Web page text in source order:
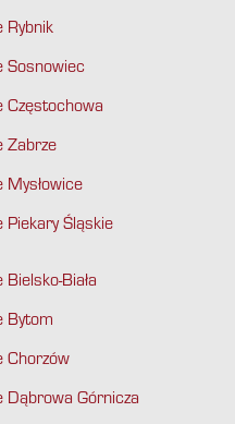
Rybnik
Sosnowiec
Częstochowa
Zabrze
Śląskie
Biała
Bytom
Chorzów
Górnicza